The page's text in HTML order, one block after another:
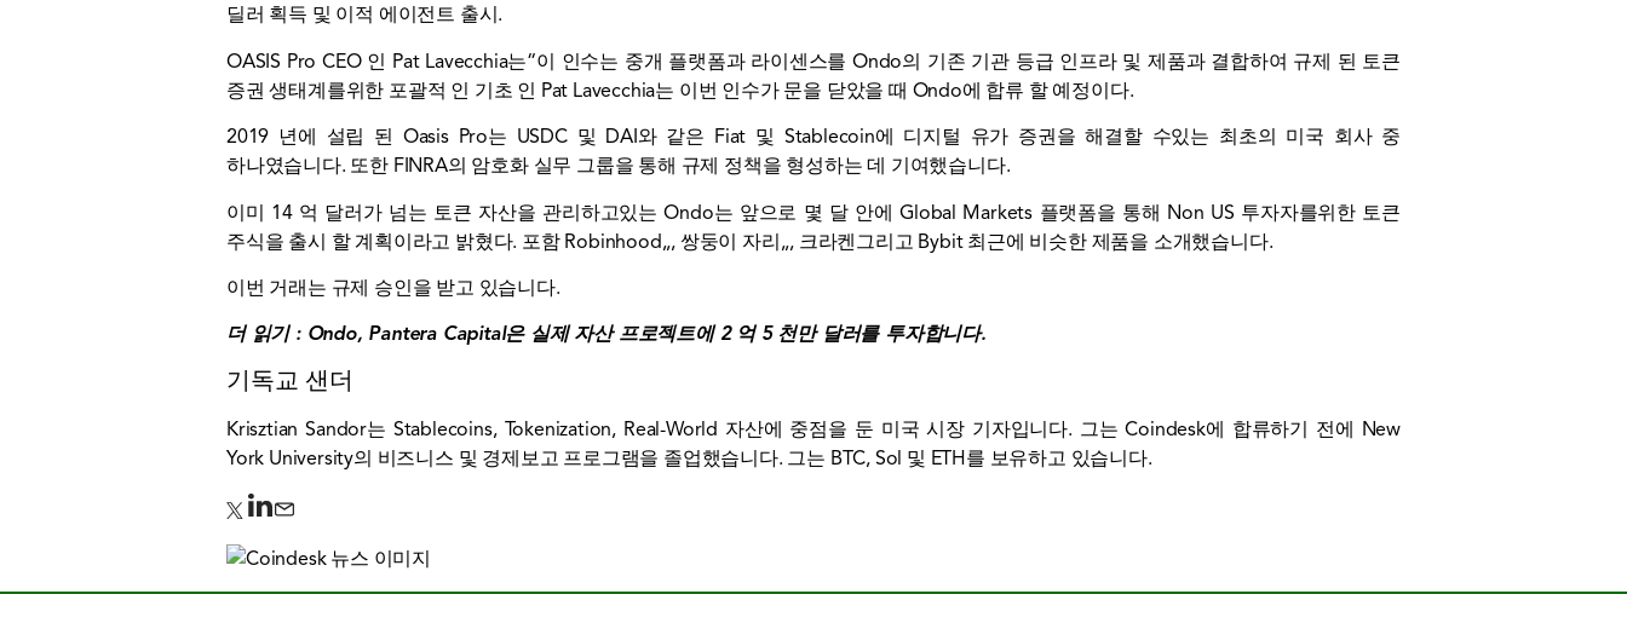
딜러 획득 및 이적 에이전트 출시.
OASIS Pro CEO 인 Pat Lavecchia는“이 인수는 중개 플랫폼과 라이센스를 Ondo의 기존 기관 등급 인프라 및 제품과 결합하여 규제 된 토큰
증권 생태계를위한 포괄적 인 기초 인 Pat Lavecchia는 이번 인수가 문을 닫았을 때 Ondo에 합류 할 예정이다.
2019 년에 설립 된 Oasis Pro는 USDC 및 DAI와 같은 Fiat 및 Stablecoin에 디지털 유가 증권을 해결할 수있는 최초의 미국 회사 중
하나였습니다. 또한 FINRA의 암호화 실무 그룹을 통해 규제 정책을 형성하는 데 기여했습니다.
이미 14 억 달러가 넘는 토큰 자산을 관리하고있는 Ondo는 앞으로 몇 달 안에 Global Markets 플랫폼을 통해 Non US 투자자를위한 토큰
주식을 출시 할 계획이라고 밝혔다. 포함 Robinhood,,, 쌍둥이 자리,,, 크라켄그리고 Bybit최근에 비슷한 제품을 소개했습니다.
이번 거래는 규제 승인을 받고 있습니다.
더 읽기 : Ondo, Pantera Capital은 실제 자산 프로젝트에 2 억 5 천만 달러를 투자합니다.
기독교 샌더
Krisztian Sandor는 Stablecoins, Tokenization, Real-World 자산에 중점을 둔 미국 시장 기자입니다. 그는 Coindesk에 합류하기 전에 New
York University의 비즈니스 및 경제보고 프로그램을 졸업했습니다. 그는 BTC, Sol 및 ETH를 보유하고 있습니다.